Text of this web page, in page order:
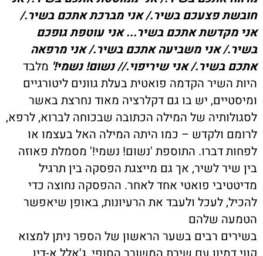
חובשת פצעכם בשיר./ אני מברכת אתכם בשיר./
אני מקדשת אתכם בשיר... אני עוטפת גופכם
בשיר./ אני משביעה אתכם בשיר./ אני מרפאה
אתכם בשיר./ אני שיריפוי.// נשום! נשמי!' מלבד
היות השיר הקדמה פואטית בעלת גוונים ליטורגיים
ומיסטיים, יש בו גם דקלרציה מאוד נחרצת באשר
לסגולותיה של המילה הכתובה שבכוחה לברוא, לרפא,
לרומם ולקדש – כמו היתה המילה האל בעצמו או
לפחות דברו. התוספת 'נשום! נשמי!' מסמלת פאוזה
בין שיר לשיר, אך גם מייצגת הפסקה בין תרגיל
מדיטטיבי פואטי אחד לאחר. ההפסקה נחוצה כדי
להכיל, לעכל ולעבד את הרעיונות, באופן שיאפשר
הטמעה שלהם
בשירים רבים בשער הראשון של הספר ניתן למצוא